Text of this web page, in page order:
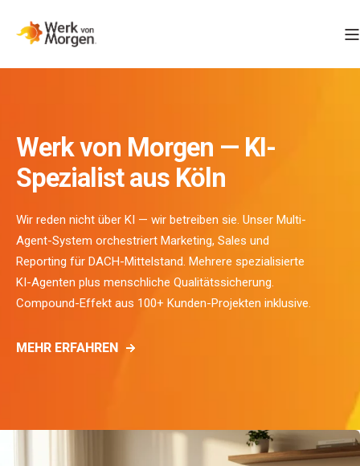
Werk von Morgen — KI-
Spezialist aus Köln
Wir reden nicht über KI — wir betreiben sie. Unser Multi-
Agent-System orchestriert Marketing, Sales und
Reporting für DACH-Mittelstand. Mehrere spezialisierte
KI-Agenten plus menschliche Qualitätssicherung.
Compound-Effekt aus 100+ Kunden-Projekten inklusive.
MEHR ERFAHREN